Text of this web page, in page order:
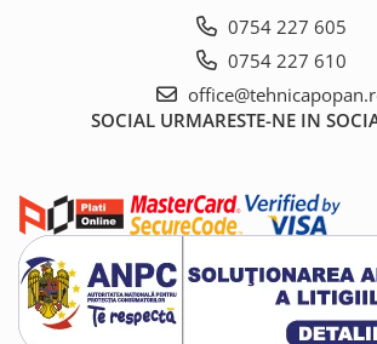
1.6.8. Echipamente & aparate de
masurare/testare
1.6.6 Priza & Stechere
1.6.7. Diverse
1.7. Sisteme de franare
0754 227 605
0754 227 610
SOCIAL URMARESTE-NE IN